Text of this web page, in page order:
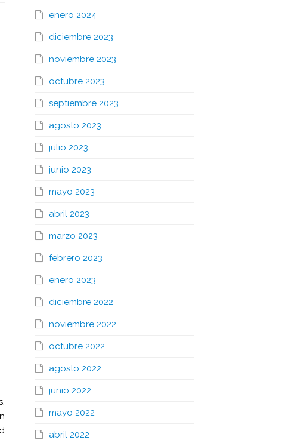
enero 2024
diciembre 2023
noviembre 2023
octubre 2023
septiembre 2023
agosto 2023
julio 2023
junio 2023
mayo 2023
abril 2023
marzo 2023
febrero 2023
enero 2023
diciembre 2022
noviembre 2022
octubre 2022
agosto 2022
junio 2022
mayo 2022
abril 2022